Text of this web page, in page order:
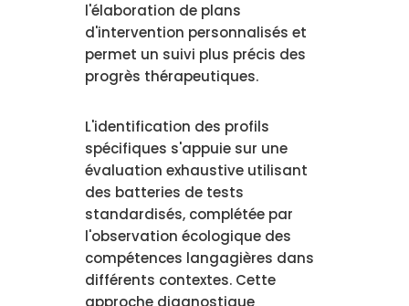
l'élaboration de plans
d'intervention personnalisés et
permet un suivi plus précis des
progrès thérapeutiques.
L'identification des profils
spécifiques s'appuie sur une
évaluation exhaustive utilisant
des batteries de tests
standardisés, complétée par
l'observation écologique des
compétences langagières dans
différents contextes. Cette